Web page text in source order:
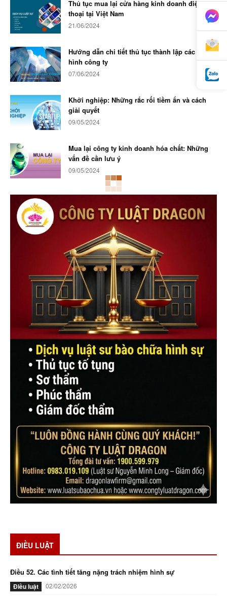
Thủ tục mua lại cửa hàng kinh doanh điện
thoại tại Việt Nam
21/06/2024
Hướng dẫn chi tiết thủ tục thành lập các loại
hình công ty
07/06/2024
Khởi nghiệp: Những rắc rối tiềm ẩn và cách
giải quyết
09/05/2024
Mua lại công ty kinh doanh hóa chất: Những
vấn đề cần lưu ý
09/05/2024
ĐIỀU LUẬT
Điều 52. Các tình tiết tăng nặng trách nhiệm hình sự
Điều luật 02/02/2026